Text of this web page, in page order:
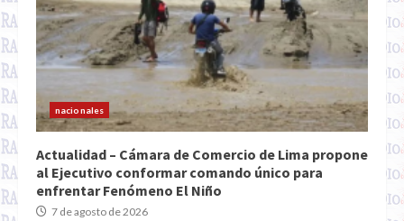
nacionales
Actualidad – Cámara de Comercio de Lima propone
al Ejecutivo conformar comando único para
enfrentar Fenómeno El Niño
7 de agosto de 2026